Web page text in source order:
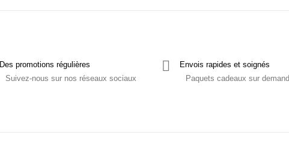
Des promotions régulières
Suivez-nous sur nos réseaux sociaux
Envois rapides et soignés
Paquets cadeaux sur